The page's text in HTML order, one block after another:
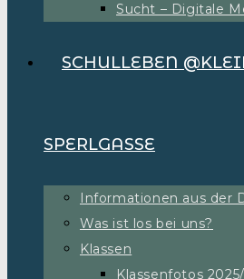
Sucht – Digitale
SCHULLEBEN
SPERLGASSE
Informationen aus der
Was ist los bei uns?
Klassen
Klassenfotos